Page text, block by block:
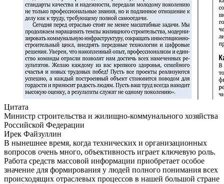
Цитата
Министр строительства и жилищно-коммунального хозяйства
Российской Федерации
Ирек Файзуллин
В нынешнее время, когда технических и организационных
вопросов очень много, объективность играет ключевую роль.
Работа средств массовой информации приобретает особое
значение для формирования у людей полного понимания всех
происходящих отраслевых процессов в нашей большой стране